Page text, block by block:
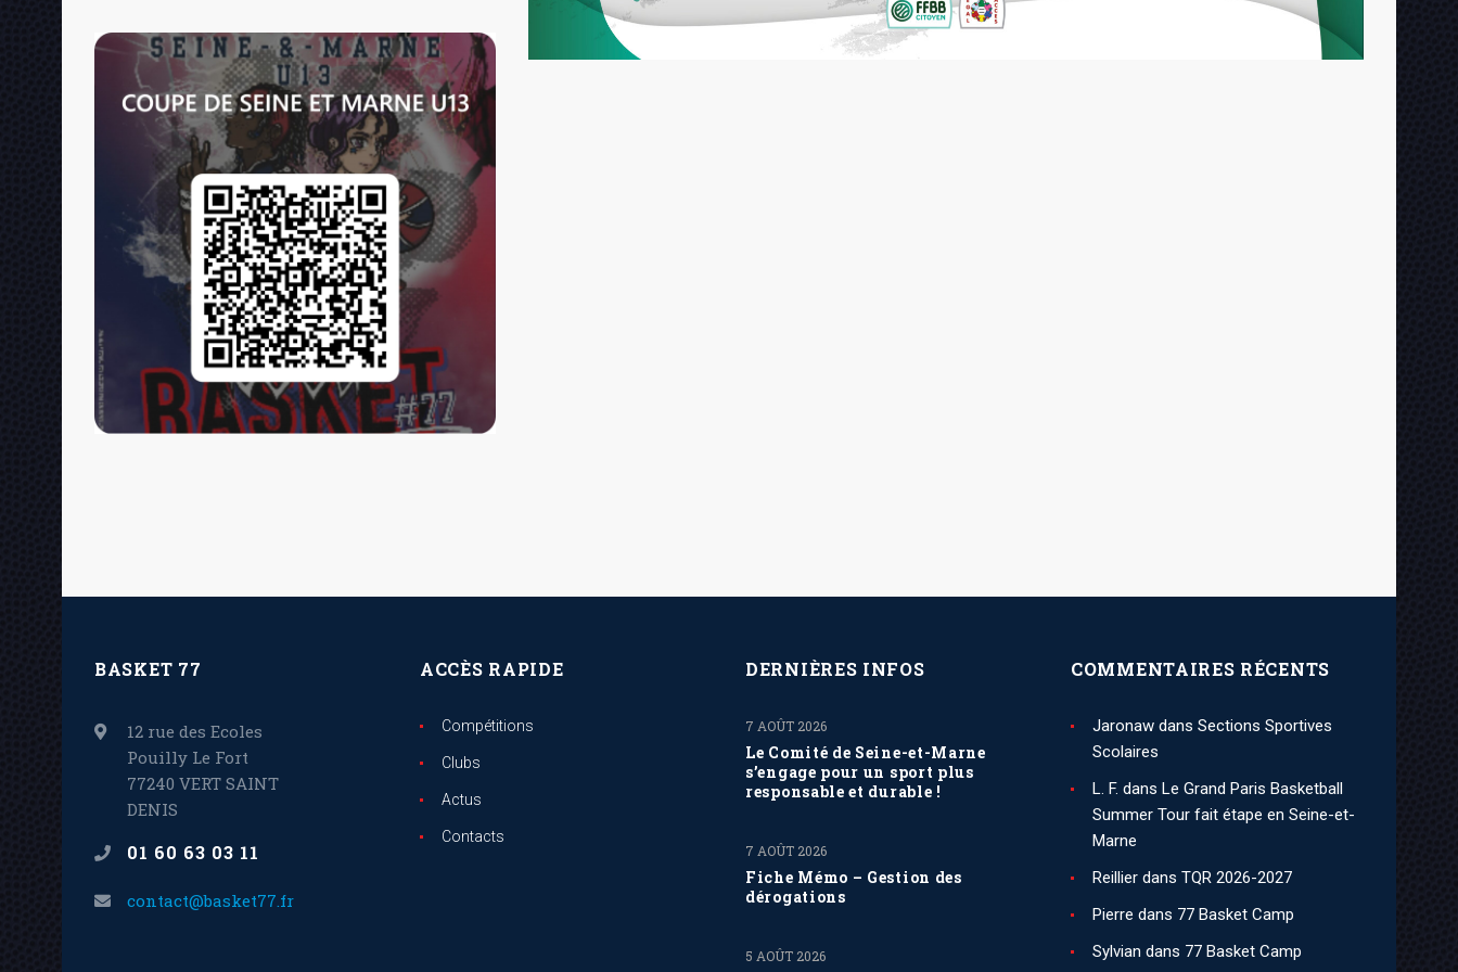
BASKET 77
12 rue des Ecoles
Pouilly Le Fort
77240 VERT SAINT
DENIS
01 60 63 03 11
contact@basket77.fr
ACCÈS RAPIDE
Compétitions
Clubs
Actus
Contacts
DERNIÈRES INFOS
Le Comité de Seine-et-Marne
s’engage pour un sport plus
responsable et durable !
7 AOÛT 2026
Fiche Mémo – Gestion des
dérogations
7 AOÛT 2026
5 AOÛT 2026
COMMENTAIRES RÉCENTS
Jaronaw dans Sections Sportives
Scolaires
L. F. dans Le Grand Paris Basketball
Summer Tour fait étape en Seine-et-
Marne
Reillier dans TQR 2026-2027
Pierre dans 77 Basket Camp
Sylvian dans 77 Basket Camp